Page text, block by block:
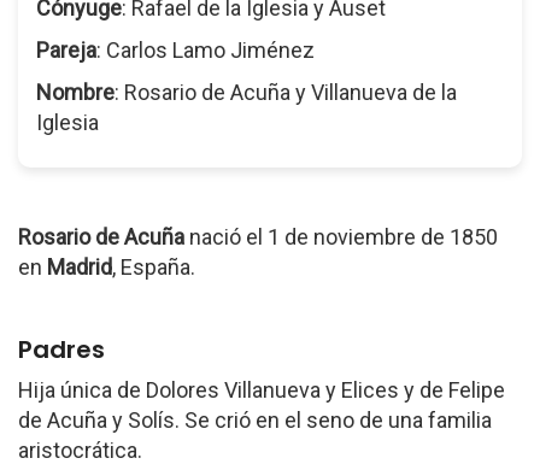
Cónyuge: Rafael de la Iglesia y Auset
Pareja: Carlos Lamo Jiménez
Nombre: Rosario de Acuña y Villanueva de la
Iglesia
Rosario de Acuña nació el 1 de noviembre de 1850
en Madrid, España.
Padres
Hija única de Dolores Villanueva y Elices y de Felipe
de Acuña y Solís. Se crió en el seno de una familia
aristocrática.